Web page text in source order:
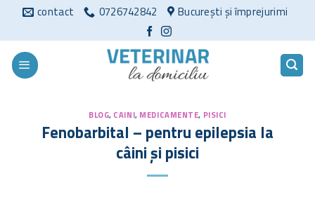
conținut
contact 0726742842 București și împrejurimi
BLOG, CAINI, MEDICAMENTE, PISICI
Fenobarbital – pentru epilepsia la
câini și pisici